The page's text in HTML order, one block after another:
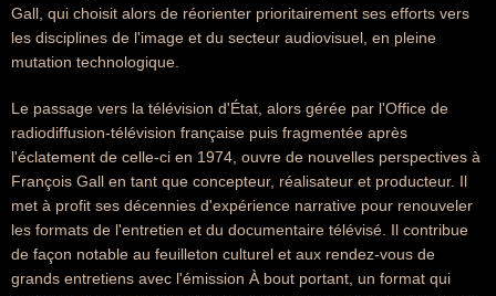
Gall, qui choisit alors de réorienter prioritairement ses efforts vers
les disciplines de l'image et du secteur audiovisuel, en pleine
mutation technologique.
Le passage vers la télévision d'État, alors gérée par l'Office de
radiodiffusion-télévision française puis fragmentée après
l'éclatement de celle-ci en 1974, ouvre de nouvelles perspectives à
François Gall en tant que concepteur, réalisateur et producteur. Il
met à profit ses décennies d'expérience narrative pour renouveler
les formats de l'entretien et du documentaire télévisé. Il contribue
de façon notable au feuilleton culturel et aux rendez-vous de
grands entretiens avec l'émission À bout portant, un format qui